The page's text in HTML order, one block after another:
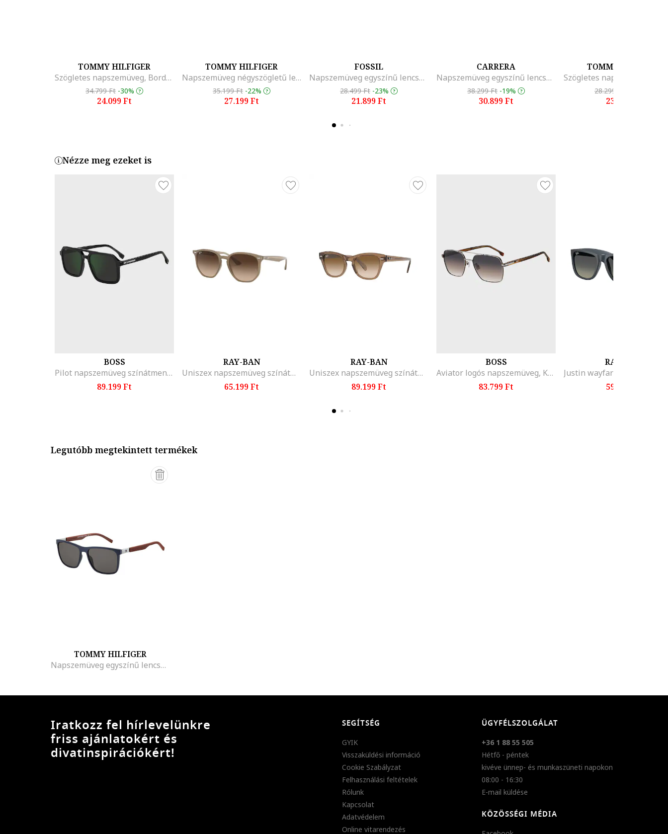
TOMMY HILFIGER
Szögletes napszemüveg, Bordó/Sötétkék
34.799 Ft -30%
24.099 Ft
TOMMY HILFIGER
Napszemüveg négyszögletű lencsékkel, Piros/Fehér/Tengerészkék
35.199 Ft -22%
27.199 Ft
FOSSIL
Napszemüveg egyszínű lencsékkel
28.499 Ft -23%
21.899 Ft
CARRERA
Napszemüveg egyszínű lencsékkel, Fekete
38.299 Ft -19%
30.899 Ft
TOMMY HILFIGER
28.299 Ft
23.999 Ft
Nézze meg ezeket is
BOSS
Pilot napszemüveg színátmenetes lencsékkel, Fekete/Ezüstszín
89.199 Ft
RAY-BAN
Uniszex napszemüveg színátmenetes lencsékkel
65.199 Ft
RAY-BAN
Uniszex napszemüveg színátmenetes lencsékkel
89.199 Ft
BOSS
Aviator logós napszemüveg, Koptatott fekete/Vörösesbarna/Ezüstszín
83.799 Ft
RAY-BAN
59.199 Ft
Legutóbb megtekintett termékek
TOMMY HILFIGER
Napszemüveg egyszínű lencsékkel
Iratkozz fel hírlevelünkre
friss ajánlatokért és
divatinspirációkért!
SEGÍTSÉG
GYIK
Visszaküldési információ
Cookie Szabályzat
Felhasználási feltételek
Rólunk
Kapcsolat
Adatvédelem
Online vitarendezés
ÜGYFÉLSZOLGÁLAT
+36 1 88 55 505
Hétfő - péntek
kivéve ünnep- és munkaszüneti napokon
08:00 - 16:30
E-mail küldése
KÖZÖSSÉGI MÉDIA